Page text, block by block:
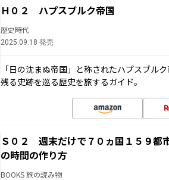
Ｈ０２ ハプスブルク帝国
歴史時代
2025.09.18 発売
「日の沈まぬ帝国」と称されたハプスブル
残る史跡を巡る歴史を旅するガイド。
Ｓ０２ 週末だけで７０ヵ国１５９都
の時間の作り方
BOOKS 旅の読み物